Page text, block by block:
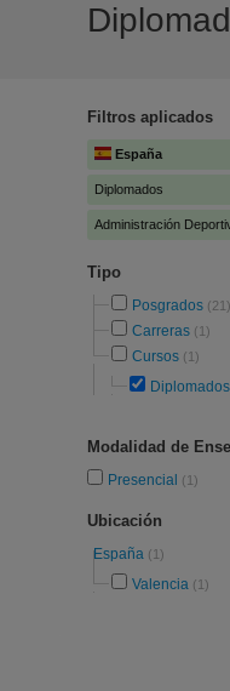
Filtros aplicados
España
Diplomados
Administración
Tipo
Posgrados (21)
Carreras (1)
Cursos (1)
Diplomados
Modalidad de
Presencial (1)
Ubicación
España (1)
Valencia (1)